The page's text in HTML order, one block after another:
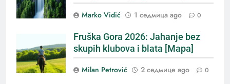
Marko Vidić 1 седмица ago 0
Fruška Gora 2026: Jahanje bez
skupih klubova i blata [Mapa]
Milan Petrović 2 седмице ago 0